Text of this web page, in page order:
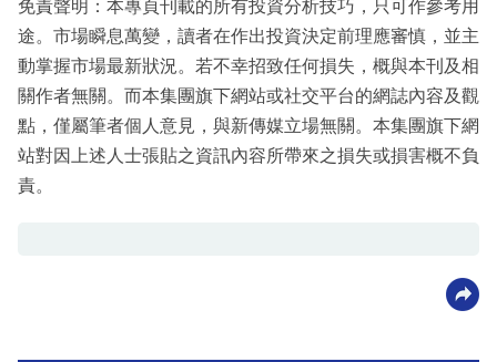
免責聲明：本專頁刊載的所有投資分析技巧，只可作參考用
途。市場瞬息萬變，讀者在作出投資決定前理應審慎，並主
動掌握市場最新狀況。若不幸招致任何損失，概與本刊及相
關作者無關。而本集團旗下網站或社交平台的網誌內容及觀
點，僅屬筆者個人意見，與新傳媒立場無關。本集團旗下網
站對因上述人士張貼之資訊內容所帶來之損失或損害概不負
責。